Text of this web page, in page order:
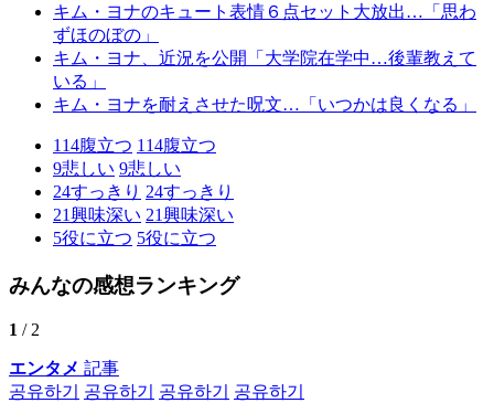
キム・ヨナのキュート表情６点セット大放出…「思わ
ずほのぼの」
キム・ヨナ、近況を公開「大学院在学中…後輩教えて
いる」
キム・ヨナを耐えさせた呪文…「いつかは良くなる」
114腹立つ 114腹立つ
9悲しい 9悲しい
24すっきり 24すっきり
21興味深い 21興味深い
5役に立つ 5役に立つ
みんなの感想ランキング
1 / 2
エンタメ 記事
공유하기
공유하기 공유하기 공유하기